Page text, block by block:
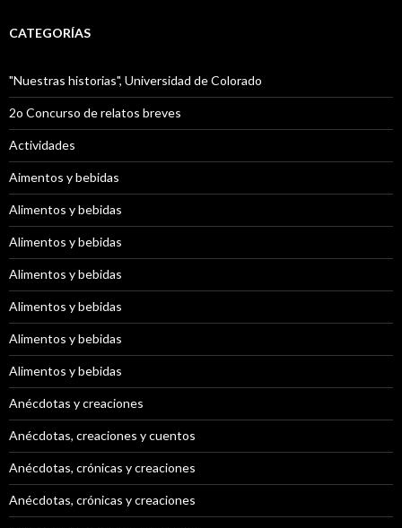
CATEGORÍAS
"Nuestras historias", Universidad de Colorado
2o Concurso de relatos breves
Actividades
Aimentos y bebidas
Alimentos y bebidas
Alimentos y bebidas
Alimentos y bebidas
Alimentos y bebidas
Alimentos y bebidas
Alimentos y bebidas
Anécdotas y creaciones
Anécdotas, creaciones y cuentos
Anécdotas, crónicas y creaciones
Anécdotas, crónicas y creaciones